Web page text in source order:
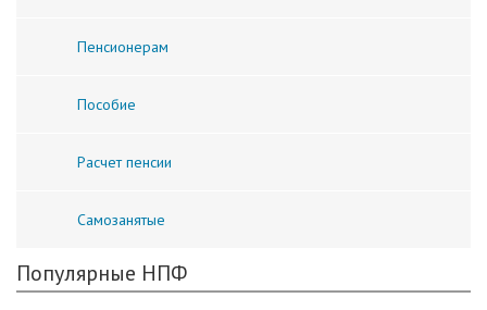
Пенсионерам
Пособие
Расчет пенсии
Самозанятые
Популярные НПФ